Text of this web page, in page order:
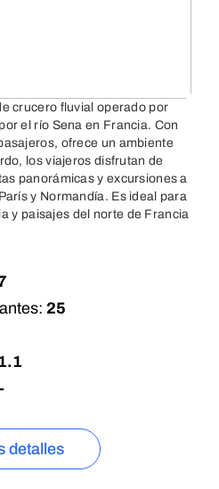
crucero fluvial operado por
el río Sena en Francia. Con
ofrece un ambiente
los viajeros disfrutan de
panorámicas y excursiones a
y Normandía. Es ideal para
y paisajes del norte de Francia
25
-
detalles